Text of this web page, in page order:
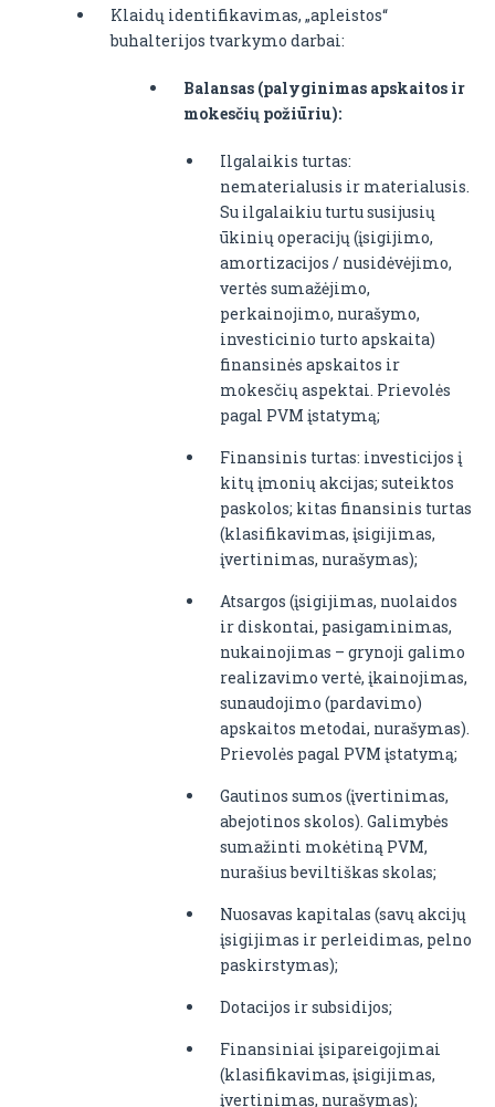
Klaidų identifikavimas, „apleistos“
buhalterijos tvarkymo darbai:
Balansas (palyginimas apskaitos ir
mokesčių požiūriu):
Ilgalaikis turtas:
nematerialusis ir materialusis.
Su ilgalaikiu turtu susijusių
ūkinių operacijų (įsigijimo,
amortizacijos / nusidėvėjimo,
vertės sumažėjimo,
perkainojimo, nurašymo,
investicinio turto apskaita)
finansinės apskaitos ir
mokesčių aspektai. Prievolės
pagal PVM įstatymą;
Finansinis turtas: investicijos į
kitų įmonių akcijas; suteiktos
paskolos; kitas finansinis turtas
(klasifikavimas, įsigijimas,
įvertinimas, nurašymas);
Atsargos (įsigijimas, nuolaidos
ir diskontai, pasigaminimas,
nukainojimas – grynoji galimo
realizavimo vertė, įkainojimas,
sunaudojimo (pardavimo)
apskaitos metodai, nurašymas).
Prievolės pagal PVM įstatymą;
Gautinos sumos (įvertinimas,
abejotinos skolos). Galimybės
sumažinti mokėtiną PVM,
nurašius beviltiškas skolas;
Nuosavas kapitalas (savų akcijų
įsigijimas ir perleidimas, pelno
paskirstymas);
Dotacijos ir subsidijos;
Finansiniai įsipareigojimai
(klasifikavimas, įsigijimas,
įvertinimas, nurašymas);